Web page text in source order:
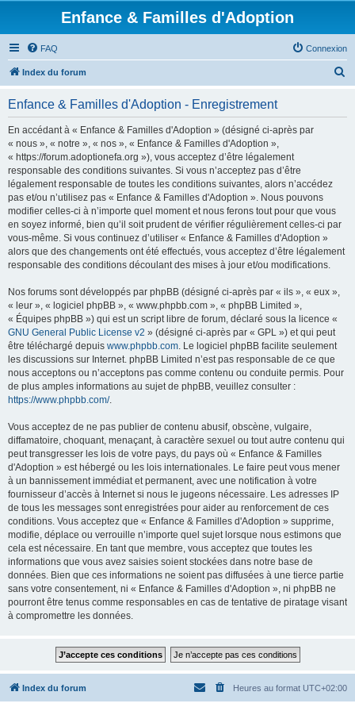
Enfance & Familles d'Adoption
FAQ Connexion
Index du forum
Enfance & Familles d'Adoption - Enregistrement
En accédant à « Enfance & Familles d'Adoption » (désigné ci-après par
« nous », « notre », « nos », « Enfance & Familles d'Adoption »,
« https://forum.adoptionefa.org »), vous acceptez d’être légalement
responsable des conditions suivantes. Si vous n’acceptez pas d’être
légalement responsable de toutes les conditions suivantes, alors n’accédez
pas et/ou n’utilisez pas « Enfance & Familles d'Adoption ». Nous pouvons
modifier celles-ci à n’importe quel moment et nous ferons tout pour que vous
en soyez informé, bien qu’il soit prudent de vérifier régulièrement celles-ci par
vous-même. Si vous continuez d’utiliser « Enfance & Familles d'Adoption »
alors que des changements ont été effectués, vous acceptez d’être légalement
responsable des conditions découlant des mises à jour et/ou modifications.
Nos forums sont développés par phpBB (désigné ci-après par « ils », « eux »,
« leur », « logiciel phpBB », « www.phpbb.com », « phpBB Limited »,
« Équipes phpBB ») qui est un script libre de forum, déclaré sous la licence «
GNU General Public License v2 » (désigné ci-après par « GPL ») et qui peut
être téléchargé depuis www.phpbb.com. Le logiciel phpBB facilite seulement
les discussions sur Internet. phpBB Limited n’est pas responsable de ce que
nous acceptons ou n’acceptons pas comme contenu ou conduite permis. Pour
de plus amples informations au sujet de phpBB, veuillez consulter :
https://www.phpbb.com/.
Vous acceptez de ne pas publier de contenu abusif, obscène, vulgaire,
diffamatoire, choquant, menaçant, à caractère sexuel ou tout autre contenu qui
peut transgresser les lois de votre pays, du pays où « Enfance & Familles
d'Adoption » est hébergé ou les lois internationales. Le faire peut vous mener
à un bannissement immédiat et permanent, avec une notification à votre
fournisseur d’accès à Internet si nous le jugeons nécessaire. Les adresses IP
de tous les messages sont enregistrées pour aider au renforcement de ces
conditions. Vous acceptez que « Enfance & Familles d'Adoption » supprime,
modifie, déplace ou verrouille n’importe quel sujet lorsque nous estimons que
cela est nécessaire. En tant que membre, vous acceptez que toutes les
informations que vous avez saisies soient stockées dans notre base de
données. Bien que ces informations ne soient pas diffusées à une tierce partie
sans votre consentement, ni « Enfance & Familles d'Adoption », ni phpBB ne
pourront être tenus comme responsables en cas de tentative de piratage visant
à compromettre les données.
Index du forum Heures au format UTC+02:00